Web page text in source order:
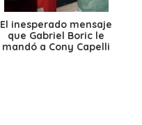
El inesperado mensaje
que Gabriel Boric le
mandó a Cony Capelli